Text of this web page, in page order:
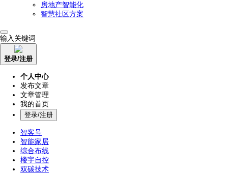
房地产智能化
智慧社区方案
输入关键词
登录/注册
个人中心
发布文章
文章管理
我的首页
登录/注册
智客号
智能家居
综合布线
楼宇自控
双碳技术